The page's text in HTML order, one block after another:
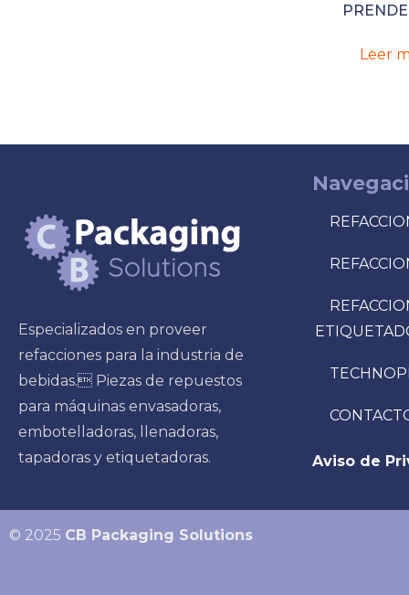
Leer
Especializados en proveer
refacciones para la industria de
bebidas. Piezas de repuestos
para máquinas envasadoras,
embotelladoras, llenadoras,
tapadoras y etiquetadoras.
Aviso de
© 2025 CB Packaging Solutions